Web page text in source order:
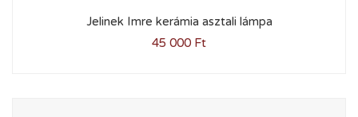
Jelinek Imre kerámia asztali lámpa
45 000 Ft